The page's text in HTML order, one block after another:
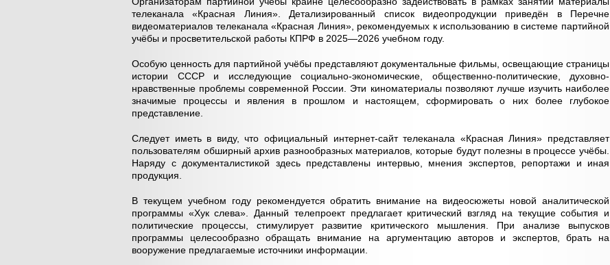
телеканала «Красная Линия». Детализированный список видеопродукции приведён в Перечне
видеоматериалов телеканала «Красная Линия», рекомендуемых к использованию в системе партийной
учёбы и просветительской работы КПРФ в 2025—2026 учебном году.
Особую ценность для партийной учёбы представляют документальные фильмы, освещающие страницы
истории СССР и исследующие социально-экономические, общественно-политические, духовно-
нравственные проблемы современной России. Эти киноматериалы позволяют лучше изучить наиболее
значимые процессы и явления в прошлом и настоящем, сформировать о них более глубокое
представление.
Следует иметь в виду, что официальный интернет-сайт телеканала «Красная Линия» представляет
пользователям обширный архив разнообразных материалов, которые будут полезны в процессе учёбы.
Наряду с документалистикой здесь представлены интервью, мнения экспертов, репортажи и иная
продукция.
В текущем учебном году рекомендуется обратить внимание на видеосюжеты новой аналитической
программы «Хук слева». Данный телепроект предлагает критический взгляд на текущие события и
политические процессы, стимулирует развитие критического мышления. При анализе выпусков
программы целесообразно обращать внимание на аргументацию авторов и экспертов, брать на
вооружение предлагаемые источники информации.